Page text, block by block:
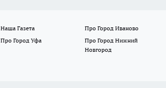
Наша Газета
Про Город Иваново
Про Город Уфа
Про Город Нижний
Новгород